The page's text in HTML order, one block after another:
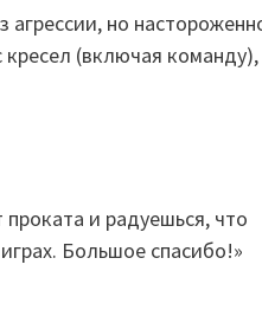
агрессии, но
(включая команду),
и радуешься, что
Большое спасибо!»